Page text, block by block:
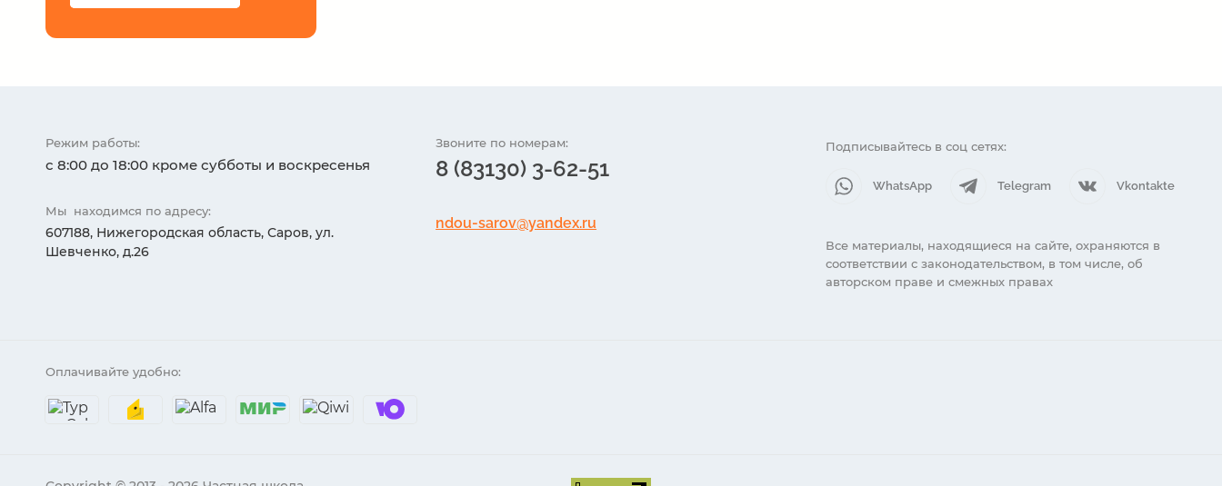
Режим работы:
с 8:00 до 18:00 кроме субботы и воскресенья
Мы находимся по адресу:
607188, Нижегородская область, Саров, ул.
Шевченко, д.26
Звоните по номерам:
8 (83130) 3-62-51
ndou-sarov@yandex.ru
Подписывайтесь в соц сетях:
WhatsApp Telegram Vkontakte
Все материалы, находящиеся на сайте, охраняются в
соответствии с законодательством, в том числе, об
авторском праве и смежных правах
Оплачивайте удобно: